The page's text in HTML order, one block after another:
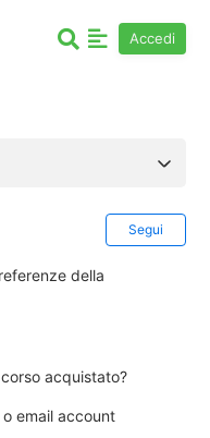
Accedi
Segui
della
acquistato?
email account